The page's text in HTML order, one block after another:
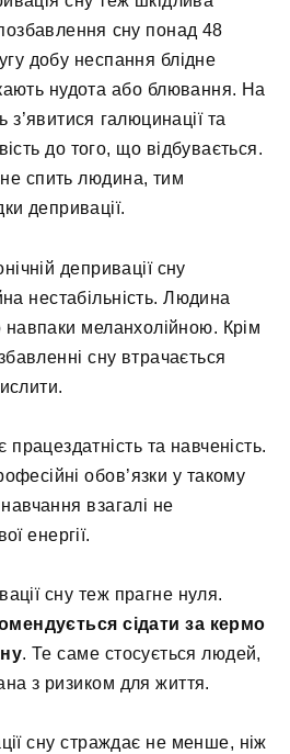
сну понад 48
добу неспання блідне
нудота або блювання. На
з’явитися галюцинації та
до того, що відбувається.
спить людина, тим
депривації.
депривації сну
нестабільність. Людина
меланхолійною. Крім
сну втрачається
та навченість.
обов’язки у такому
взагалі не
енергії.
сну теж прагне нуля.
сідати за кермо
. Те саме стосується людей,
з ризиком для життя.
сну страждає не менше, ніж